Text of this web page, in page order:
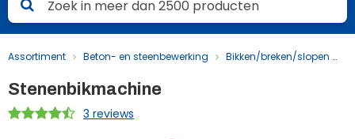
Assortiment Beton- en steenbewerking Bikken/breken/slopen
Stenenbikmachine
3 reviews